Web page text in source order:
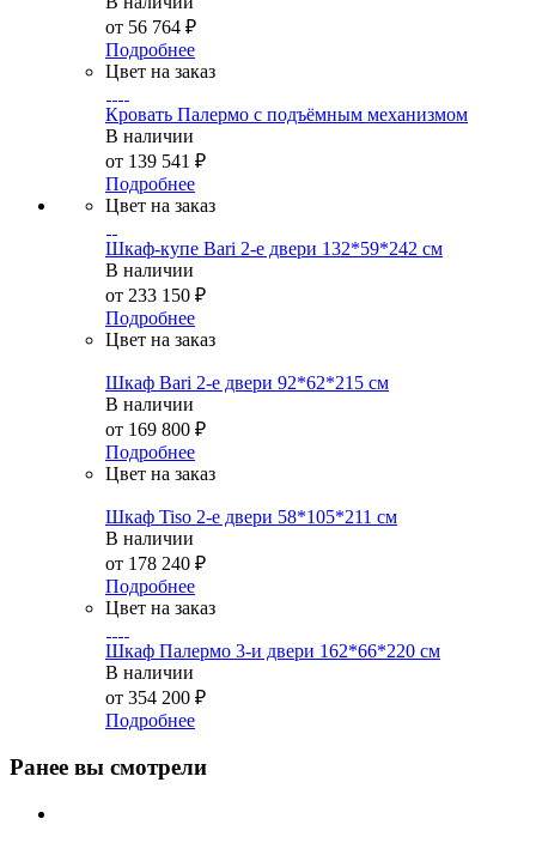
от 56 764 ₽
Подробнее
Цвет на заказ
Кровать Палермо с подъёмным механизмом
В наличии
от 139 541 ₽
Подробнее
Цвет на заказ
Шкаф-купе Bari 2-е двери 132*59*242 см
В наличии
от 233 150 ₽
Подробнее
Цвет на заказ
Шкаф Bari 2-е двери 92*62*215 см
В наличии
от 169 800 ₽
Подробнее
Цвет на заказ
Шкаф Tiso 2-е двери 58*105*211 см
В наличии
от 178 240 ₽
Подробнее
Цвет на заказ
Шкаф Палермо 3-и двери 162*66*220 см
В наличии
от 354 200 ₽
Подробнее
Ранее вы смотрели